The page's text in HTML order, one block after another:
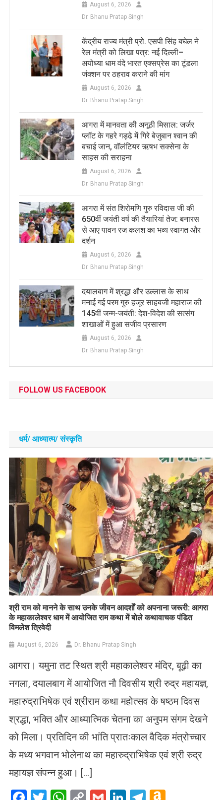
August 6, 2026
Dr. Bhanu Pratap Singh
केंद्रीय राज्य मंत्री प्रो. एसपी सिंह बघेल ने
रेल मंत्री को लिखा पत्र: नई दिल्ली–
अयोध्या धाम वंदे भारत एक्सप्रेस का टूंडला
जंक्शन पर ठहराव कराने की मांग
August 6, 2026
Dr. Bhanu Pratap Singh
आगरा में मानवता की अनूठी मिसाल: जर्जर
प्लॉट के गहरे गड्ढे में गिरे बेजुबान श्वान की
बचाई जान, वॉलंटियर ऋषभ सक्सेना के
साहस की सराहना
August 6, 2026
Dr. Bhanu Pratap Singh
आगरा में संत शिरोमणि गुरु रविदास जी की
650वीं जयंती वर्ष की तैयारियां तेज: बनारस
से आए पावन रज कलश का भव्य स्वागत और
दर्शन
August 6, 2026
Dr. Bhanu Pratap Singh
दयालबाग में श्रद्धा और उल्लास के साथ
मनाई गई परम गुरु हजूर साहबजी महाराज की
145वीं जन्म-जयंती: देश-विदेश की सत्संग
शाखाओं में हुआ सजीव प्रसारण
August 6, 2026
Dr. Bhanu Pratap Singh
FOLLOW US FACEBOOK
धर्म/ आध्‍यात्‍म/ संस्‍कृति
​श्री राम को मानने के साथ उनके जीवन आदर्शों को अपनाना जरूरी: आगरा
के महाकालेश्वर धाम में आयोजित राम कथा में बोले कथावाचक पंडित
विमलेश त्रिवेदी
August 6, 2026 Dr. Bhanu Pratap Singh
आगरा। यमुना तट स्थित श्री महाकालेश्वर मंदिर, बूढ़ी का
नगला, दयालबाग में आयोजित नौ दिवसीय श्री रुद्र महायज्ञ,
महारुद्राभिषेक एवं श्रीराम कथा महोत्सव के षष्ठम दिवस
श्रद्धा, भक्ति और आध्यात्मिक चेतना का अनुपम संगम देखने
को मिला। प्रतिदिन की भांति प्रातःकाल वैदिक मंत्रोच्चार
के मध्य भगवान भोलेनाथ का महारुद्राभिषेक एवं श्री रुद्र
महायज्ञ संपन्न हुआ। […]